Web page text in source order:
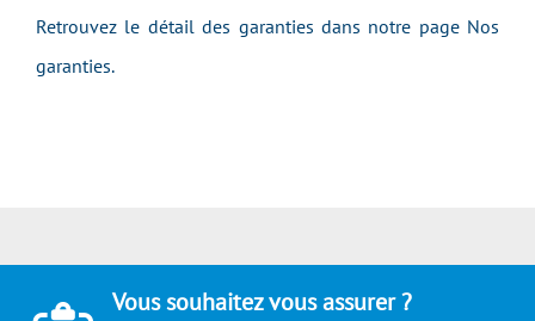
Retrouvez le détail des garanties dans notre page Nos
garanties.
Vous souhaitez vous assurer ?